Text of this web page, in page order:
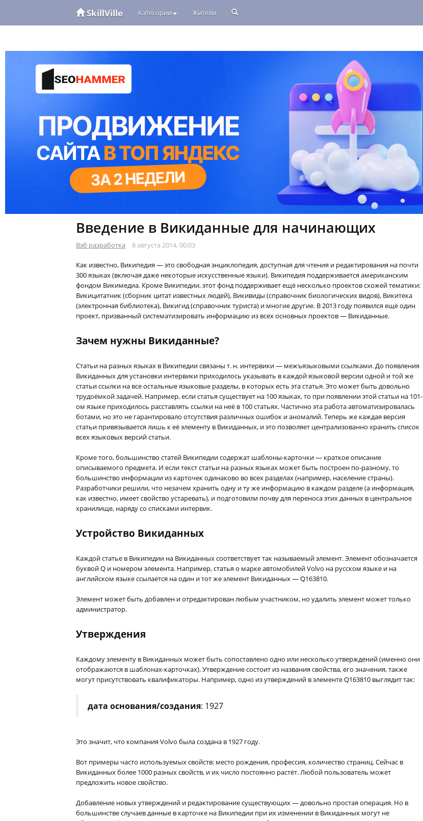
SkillVille Категории Жители
Введение в Викиданные для начинающих
Вэб разработка 8 августа 2014, 00:03
Как известно, Википедия — это свободная энциклопедия, доступная для чтения и редактирования на почти
300 языках (включая даже некоторые искусственные языки). Википедия поддерживается американским
фондом Викимедиа. Кроме Википедии, этот фондподдерживает ещё несколько проектов схожей тематики:
Викицитатник (сборник цитат известных людей), Викивиды (справочник биологических видов), Викитека
(электронная библиотека), Викигид (справочник туриста) и многие другие. В 2013 году появился ещё один
проект, призванный систематизировать информацию из всех основных проектов — Викиданные.
Зачем нужны Викиданные?
Статьи на разных языках в Википедии связаны т. н. интервики — межъязыковыми ссылками. До появления
Викиданных для установки интервики приходилось указывать в каждой языковой версии одной и той же
статьи ссылки на все остальные языковые разделы, в которых есть эта статья. Это может быть довольно
трудоёмкой задачей. Например, если статья существует на 100 языках, то при появлении этой статьи на 101-
ом языке приходилось расставлять ссылки на неё в 100 статьях. Частично эта работа автоматизировалась
ботами, но это не гарантировало отсутствия различных ошибок и аномалий. Теперь же каждая версия
статьи привязывается лишь к её элементу в Викиданных, и это позволяет централизованно хранить список
всех языковых версий статьи.
Кроме того, большинство статей Википедии содержат шаблоны-карточки — краткое описание
описываемого предмета. И если текст статьи на разных языках может быть построен по-разному, то
большинство информации из карточек одинаково во всех разделах (например, население страны).
Разработчики решили, что незачем хранить одну и ту же информацию в каждом разделе (а информация,
как известно, имеет свойство устаревать), и подготовили почву для переноса этих данных в центральное
хранилище, наряду со списками интервик.
Устройство Викиданных
Каждой статье в Википедии на Викиданных соответствует так называемый элемент. Элемент обозначается
буквой Q и номером элемента. Например, статья о марке автомобилей Volvo на русском языке и на
английском языке ссылается на один и тот же элемент Викиданных — Q163810.
Элемент может быть добавлен и отредактирован любым участником, но удалить элемент может только
администратор.
Утверждения
Каждому элементу в Викиданных может быть сопоставлено одно или несколько утверждений (именно они
отображаются в шаблонах-карточках). Утверждение состоит из названия свойства, его значения, также
могут присутствовать квалификаторы. Например, одно из утверждений в элементе Q163810 выглядит так:
дата основания/создания: 1927
Это значит, что компания Volvo была создана в 1927 году.
Вот примеры часто используемых свойств: место рождения, профессия, количество страниц. Сейчас в
Викиданных более 1000 разных свойств, и их число постоянно растёт. Любой пользователь может
предложить новое свойство.
Добавление новых утверждений и редактирование существующих — довольно простая операция. Но в
большинстве случаев данные в карточке на Википедии при их изменении в Викиданных могут не